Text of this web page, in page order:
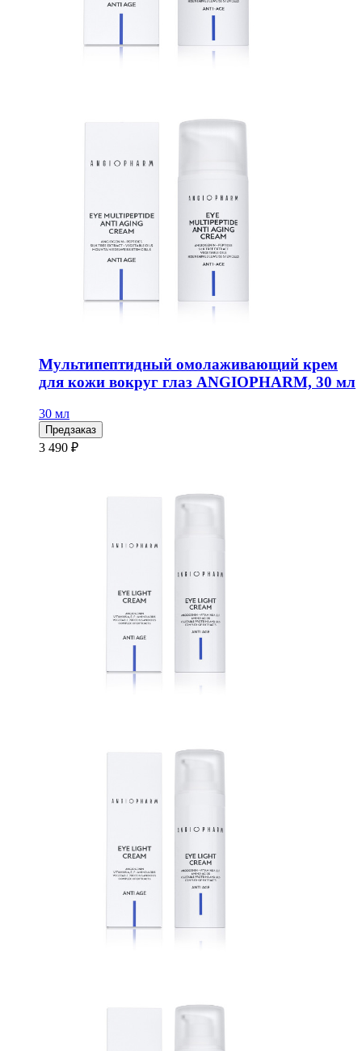
Мультипептидный омолаживающий крем
для кожи вокруг глаз ANGIOPHARM, 30 мл
30 мл
Предзаказ
3 490 ₽